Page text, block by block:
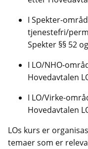
I Spekter-
tjenestefri/
Spekter §§ 52
I LO/NHO-
Hovedavtalen
I LO/Virke-
Hovedavtalen
LOs kurs er
temaer som er